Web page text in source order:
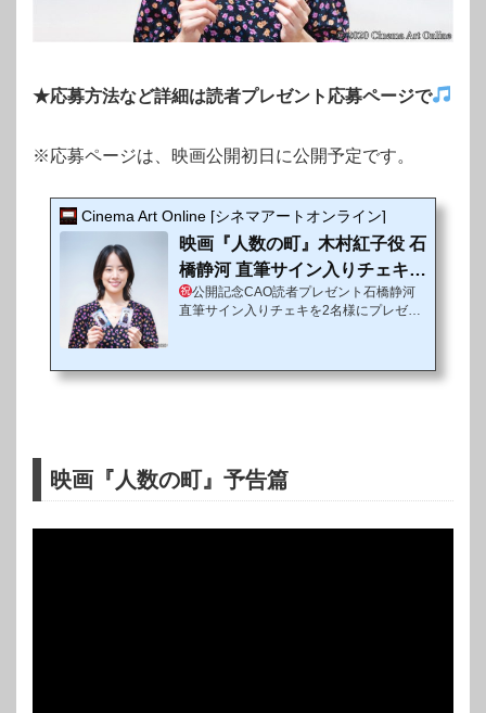
★応募方法など詳細は読者プレゼント応募ページで
※応募ページは、映画公開初日に公開予定です。
Cinema Art Online [シネマアートオンライン]
映画『人数の町』木村紅子役 石
橋静河 直筆サイン入りチェキ読
者プレゼント
公開記念CAO読者プレゼント石橋静河
直筆サイン入りチェキを2名様にプレゼン
ンタビューを記念して読者の皆様に直筆サ
開記念CAO読者限定プレゼント詳細賞品
内容①石橋静河さんの直筆サイン入りチェ
1...
映画『人数の町』予告篇